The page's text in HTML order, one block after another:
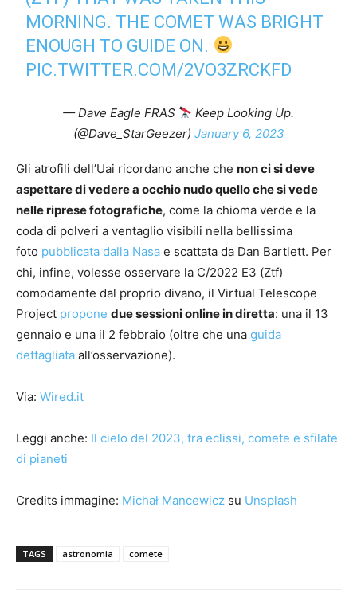
MORNING. THE COMET WAS BRIGHT
ENOUGH TO GUIDE ON.
PIC.TWITTER.COM/2VO3ZRCKFD
— Dave Eagle FRAS
Keep Looking Up.
(@Dave_StarGeezer) January 6, 2023
Gli atrofili dell’Uai ricordano anche che non ci si deve
aspettare di vedere a occhio nudo quello che si vede
nelle riprese fotografiche, come la chioma verde e la
coda di polveri a ventaglio visibili nella bellissima
foto pubblicata dalla Nasa e scattata da Dan Bartlett. Per
chi, infine, volesse osservare la C/2022 E3 (Ztf)
comodamente dal proprio divano, il Virtual Telescope
Project propone due sessioni online in diretta: una il 13
gennaio e una il 2 febbraio (oltre che una guida
dettagliata all’osservazione).
Via: Wired.it
Leggi anche: Il cielo del 2023, tra eclissi, comete e sfilate
di pianeti
Credits immagine: Michał Mancewicz su Unsplash
TAGS astronomia comete